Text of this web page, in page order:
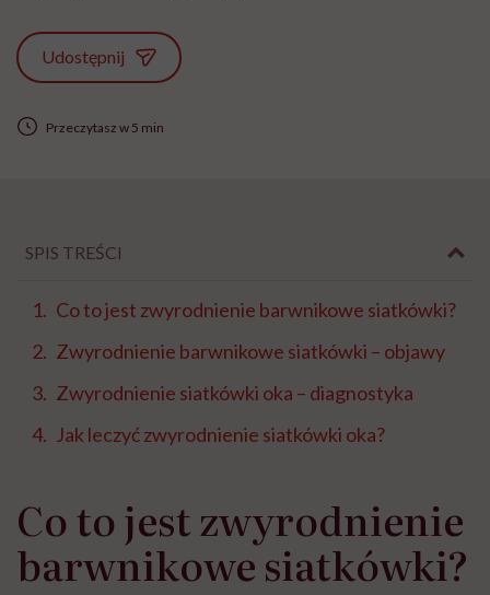
Udostępnij
Przeczytasz w 5 min
SPIS TREŚCI
Co to jest zwyrodnienie barwnikowe siatkówki?
Zwyrodnienie barwnikowe siatkówki – objawy
Zwyrodnienie siatkówki oka – diagnostyka
Jak leczyć zwyrodnienie siatkówki oka?
Co to jest zwyrodnienie
barwnikowe siatkówki?